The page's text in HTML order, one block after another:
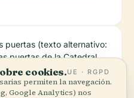
puertas (texto alternativo:
puertas de la Catedral
cookies.UE · RGPD
permiten la navegación.
Google Analytics) nos